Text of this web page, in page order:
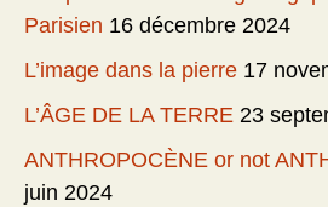
Parisien 16 décembre 2024
L’image dans la pierre 17
L’ÂGE DE LA TERRE 23
ANTHROPOCÈNE or not
juin 2024